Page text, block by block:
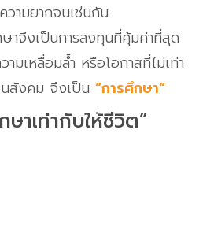
วามยากจนเช่นกัน
าจึงเป็นการลงทุนที่คุ้มค่าที่สุด
ามเหลื่อมล้ำ หรือโอกาสที่ไม่เท่า
สังคม จึงเป็น “การศึกษา”
ษาเท่ากับให้ชีวิต”